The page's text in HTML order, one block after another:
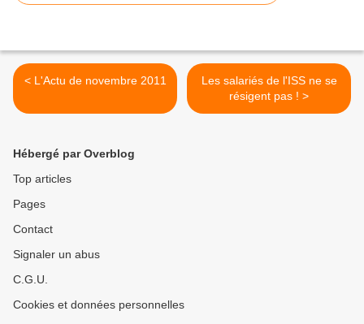
< L'Actu de novembre 2011
Les salariés de l'ISS ne se
résigent pas ! >
Hébergé par Overblog
Top articles
Pages
Contact
Signaler un abus
C.G.U.
Cookies et données personnelles